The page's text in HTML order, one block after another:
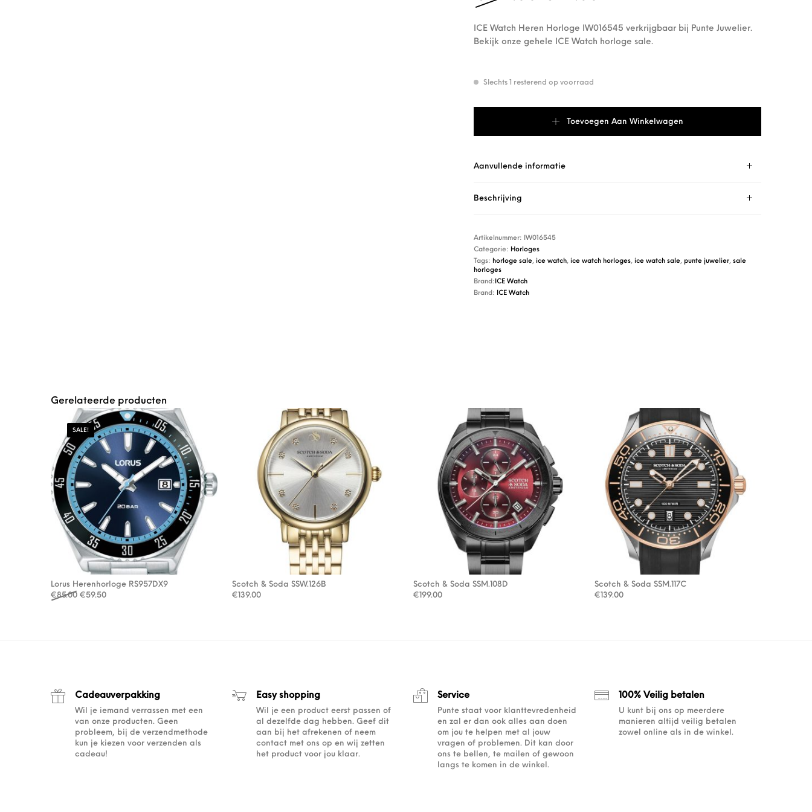
ICE Watch Heren Horloge IW016545 verkrijgbaar bij Punte Juwelier.
Bekijk onze gehele ICE Watch horloge sale.
Slechts 1 resterend op voorraad
Toevoegen Aan Winkelwagen
Aanvullende informatie
Beschrijving
Artikelnummer:
IW016545
Categorie: Horloges
Tags: horloge sale, ice watch, ice watch horloges, ice watch sale, punte juwelier, sale
horloges
Brand: ICE Watch
Brand:
ICE Watch
Gerelateerde producten
SALE!
Lorus Herenhorloge RS957DX9
€85.00 Oorspronkelijke prijs was: €85.00.
€59.50Huidige prijs is: €59.50.
Scotch & Soda SSW.126B
€139.00
Scotch & Soda SSM.108D
€199.00
Scotch & Soda SSM.117C
€139.00
Cadeauverpakking
Wil je iemand verrassen met een
van onze producten. Geen
probleem, bij de verzendmethode
kun je kiezen voor verzenden als
cadeau!
Easy shopping
Wil je een product eerst passen of
al dezelfde dag hebben. Geef dit
aan bij het afrekenen of neem
contact met ons op en wij zetten
het product voor jou klaar.
Service
Punte staat voor klanttevredenheid
en zal er dan ook alles aan doen
om jou te helpen met al jouw
vragen of problemen. Dit kan door
ons te bellen, te mailen of gewoon
langs te komen in de winkel.
100% Veilig betalen
U kunt bij ons op meerdere
manieren altijd veilig betalen
zowel online als in de winkel.